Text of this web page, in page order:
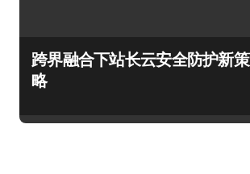
跨界融合下站长云安全防护新策
略